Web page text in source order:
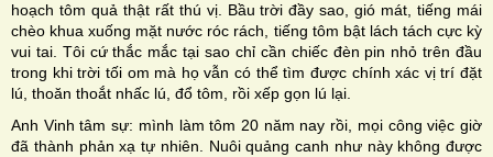
hoạch tôm quả thật rất thú vị. Bầu trời đầy sao, gió mát, tiếng mái
chèo khua xuống mặt nước róc rách, tiếng tôm bật lách tách cực kỳ
vui tai. Tôi cứ thắc mắc tại sao chỉ cần chiếc đèn pin nhỏ trên đầu
trong khi trời tối om mà họ vẫn có thể tìm được chính xác vị trí đặt
lú, thoăn thoắt nhấc lú, đổ tôm, rồi xếp gọn lú lại.
Anh Vinh tâm sự: mình làm tôm 20 năm nay rồi, mọi công việc giờ
đã thành phản xạ tự nhiên. Nuôi quảng canh như này không được